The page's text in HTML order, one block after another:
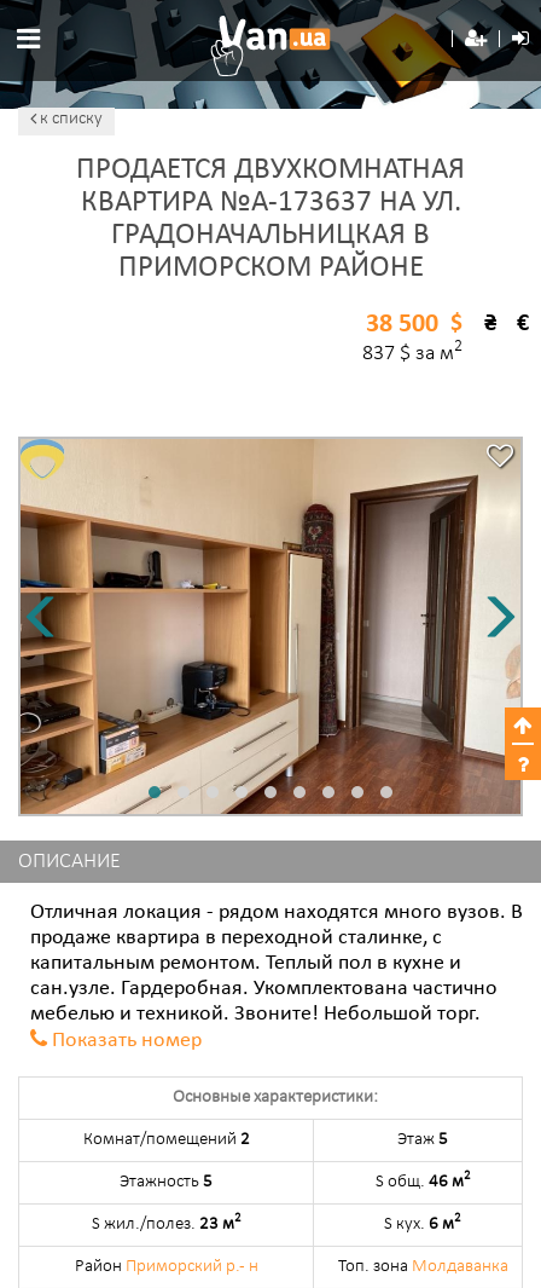
к списку
ПРОДАЕТСЯ ДВУХКОМНАТНАЯ
КВАРТИРА №A-173637 НА УЛ.
ГРАДОНАЧАЛЬНИЦКАЯ В
ПРИМОРСКОМ РАЙОНЕ
$ ₴ €
38 500
837 $ за м2
ОПИСАНИЕ
Отличная локация - рядом находятся много вузов. В
продаже квартира в переходной сталинке, с
капитальным ремонтом. Теплый пол в кухне и
сан.узле. Гардеробная. Укомплектована частично
мебелью и техникой. Звоните! Небольшой торг.
Показать номер
Основные характеристики:
Комнат/помещений 2 Этаж 5
Этажность 5 S общ. 46 м2
S жил./полез. 23 м2 S кух. 6 м2
Район Приморский р.- н Топ. зона Молдаванка